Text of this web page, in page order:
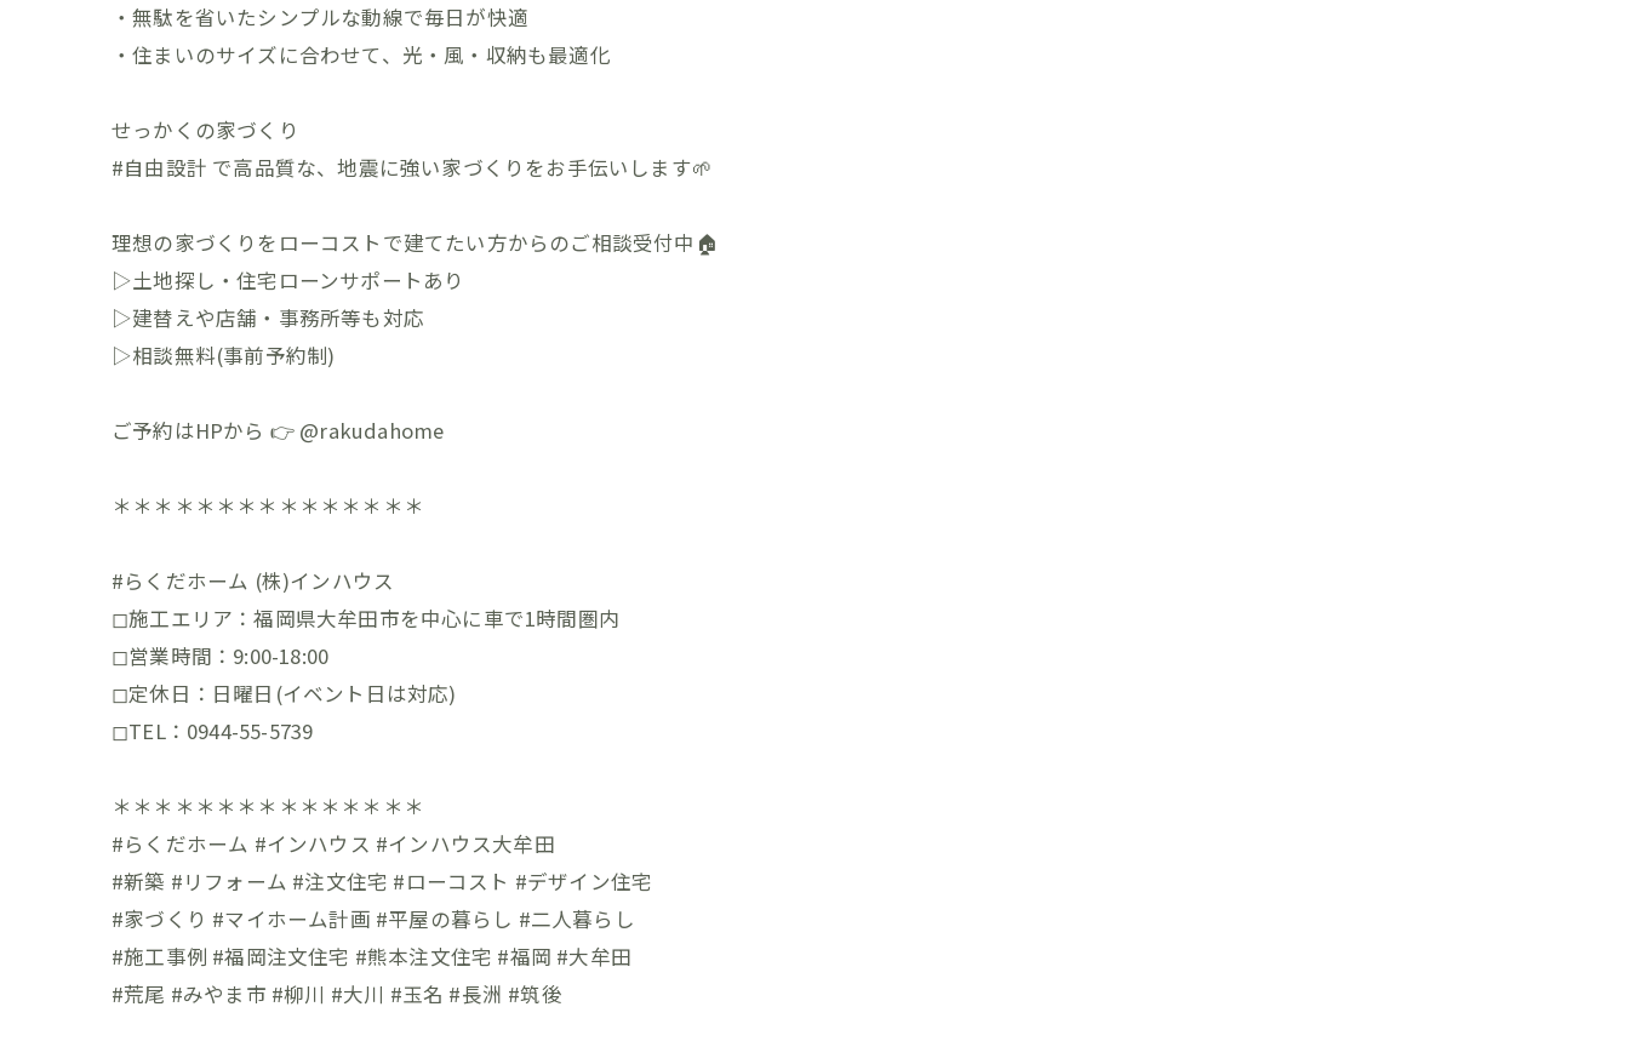
・無駄を省いたシンプルな動線で毎日が快適
・住まいのサイズに合わせて、光・風・収納も最適化
せっかくの家づくり
#自由設計 で高品質な、地震に強い家づくりをお手伝いします🌱
理想の家づくりをローコストで建てたい方からのご相談受付中🏠
▷土地探し・住宅ローンサポートあり
▷建替えや店舗・事務所等も対応
▷相談無料(事前予約制)
ご予約はHPから 👉 @rakudahome
＊＊＊＊＊＊＊＊＊＊＊＊＊＊＊
#らくだホーム (株)インハウス
◻︎施工エリア：福岡県大牟田市を中心に車で1時間圏内
◻︎営業時間：9:00-18:00
◻︎定休日：日曜日(イベント日は対応)
◻︎TEL：0944-55-5739
＊＊＊＊＊＊＊＊＊＊＊＊＊＊＊
#らくだホーム #インハウス #インハウス大牟田
#新築 #リフォーム #注文住宅 #ローコスト #デザイン住宅
#家づくり #マイホーム計画 #平屋の暮らし #二人暮らし
#施工事例 #福岡注文住宅 #熊本注文住宅 #福岡 #大牟田
#荒尾 #みやま市 #柳川 #大川 #玉名 #長洲 #筑後